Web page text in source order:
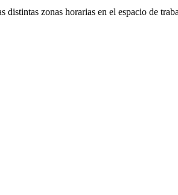
zonas horarias en el espacio de